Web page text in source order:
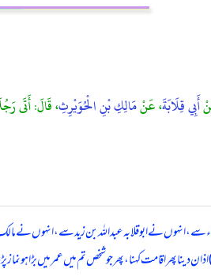
أَبِي قِلَابَةَ، عَنْمَالِكِ بْنِ الْحُوَيْرِثِ، قَالَ: أَتَى
سے، انہوں نے ابوقلابہ عبداللہ بن زید سے، انہوں نے
پھر اقامت کہنا، پھر جو شخص تم میں عمر میں بڑا ہو